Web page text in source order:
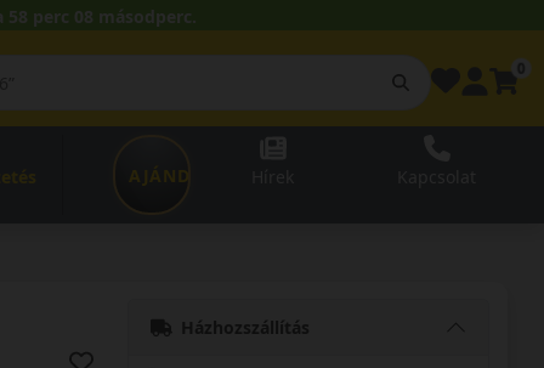
58 perc 07 másodperc.
AJÁNDÉKUTALVÁNY
Házhozszállítás